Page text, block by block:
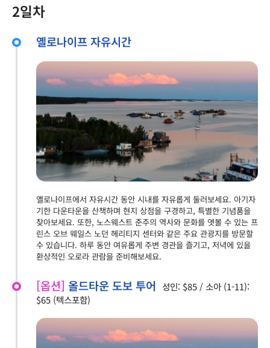
2일차
옐로나이프 자유시간
옐로나이프에서 자유시간 동안 시내를 자유롭게 둘러보세요. 아기자
기한 다운타운을 산책하며 현지 상점을 구경하고, 특별한 기념품을
찾아보세요. 또한, 노스웨스트 준주의 역사와 문화를 엿볼 수 있는 프
린스 오브 웨일스 노던 헤리티지 센터와 같은 주요 관광지를 방문할
수 있습니다. 하루 동안 여유롭게 주변 경관을 즐기고, 저녁에 있을
환상적인 오로라 관람을 준비해보세요.
[옵션] 올드타운 도보 투어 성인: $85 / 소아 (1-11):
$65 (텍스포함)